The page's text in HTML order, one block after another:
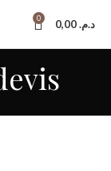
0 د.م.